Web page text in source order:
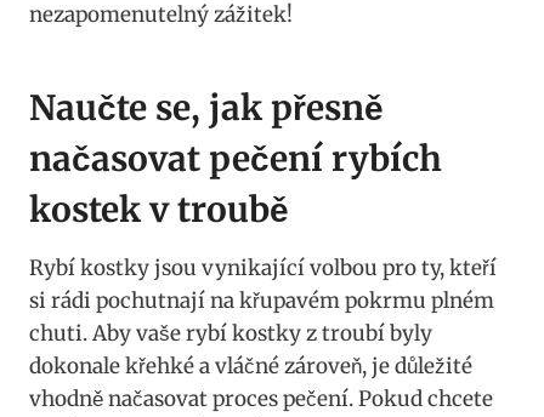
nezapomenutelný zážitek!
Naučte se, jak přesně
načasovat pečení rybích
kostek v troubě
Rybí kostky jsou vynikající volbou pro ty, kteří
si rádi pochutnají na křupavém pokrmu plném
chuti. Aby vaše rybí kostky z troubí byly
dokonale křehké a vláčné zároveň, je důležité
vhodně načasovat proces pečení. Pokud chcete